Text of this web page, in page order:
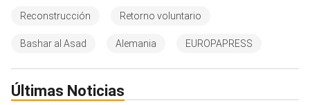
Reconstrucción Retorno voluntario
Bashar al Asad Alemania EUROPAPRESS
Últimas Noticias